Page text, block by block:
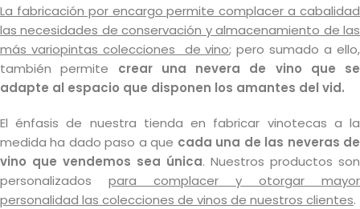
La fabricación por encargo permite complacer a cabalidad
las necesidades de conservación y almacenamiento de las
más variopintas colecciones de vino; pero sumado a ello,
también permite crear una nevera de vino que se
adapte al espacio que disponen los amantes del vid.
El énfasis de nuestra tienda en fabricar vinotecas a la
medida ha dado paso a que cada una de las neveras de
vino que vendemos sea única. Nuestros productos son
personalizados para complacer y otorgar mayor
personalidad las colecciones de vinos de nuestros clientes.